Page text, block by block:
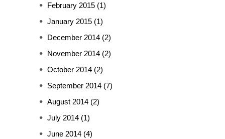
February 2015 (1)
January 2015 (1)
December 2014 (2)
November 2014 (2)
October 2014 (2)
September 2014 (7)
August 2014 (2)
July 2014 (1)
June 2014 (4)